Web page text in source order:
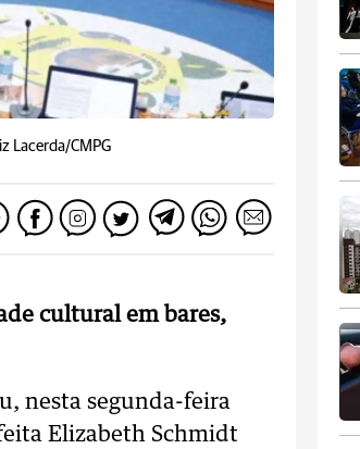
Lacerda/CMPG
cultural em bares,
nesta segunda-feira
Elizabeth Schmidt